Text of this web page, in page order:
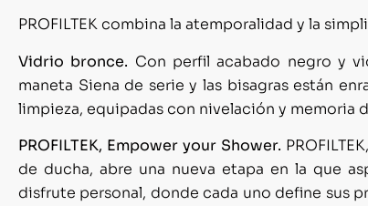
PROFILTEK combina la atemporalidad y la
Vidrio bronce. Con perfil acabado negro y
maneta Siena de serie y las bisagras están
limpieza, equipadas con nivelación y memoria
PROFILTEK, Empower your Shower.
de ducha, abre una nueva etapa en la que
disfrute personal, donde cada uno define sus